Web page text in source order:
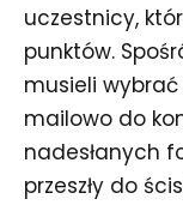
uczestnicy,
punktów.
musieli
mailowo do
nadesłanych
przeszły do